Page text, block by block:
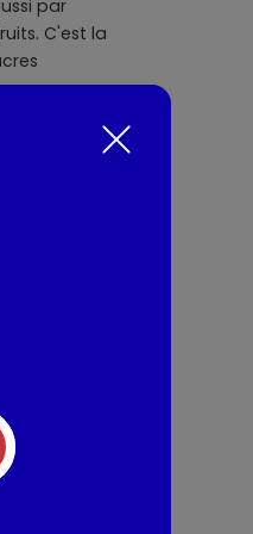
par
C'est la
des
de
;
citron